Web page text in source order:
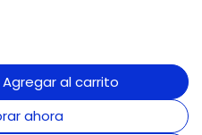
Agregar al carrito
ahora